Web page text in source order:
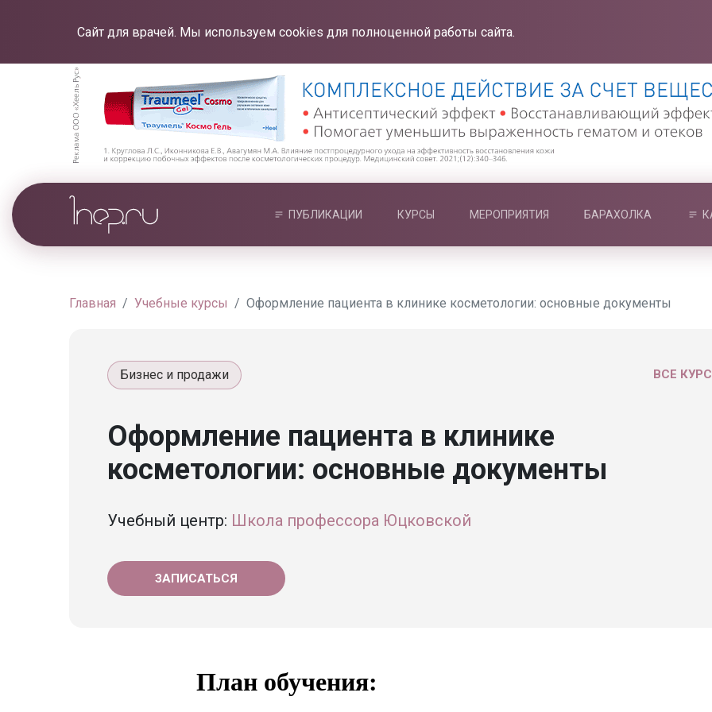
Сайт для врачей. Мы используем cookies для полноценной работы сайта.
ПУБЛИКАЦИИ КУРСЫ МЕРОПРИЯТИЯ БАРАХОЛКА
Главная Учебные курсы Оформление пациента в клинике косметологии: основные документы
ВСЕ
Бизнес и продажи
Оформление пациента в клинике
косметологии: основные документы
Учебный центр: Школа профессора Юцковской
ЗАПИСАТЬСЯ
План обучения: